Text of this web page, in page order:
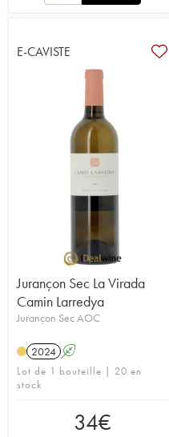
E-CAVISTE
Jurançon Sec La Virada
Camin Larredya
Jurançon Sec AOC
2024 A
Lot de 1 bouteille | 20 en
stock
34€